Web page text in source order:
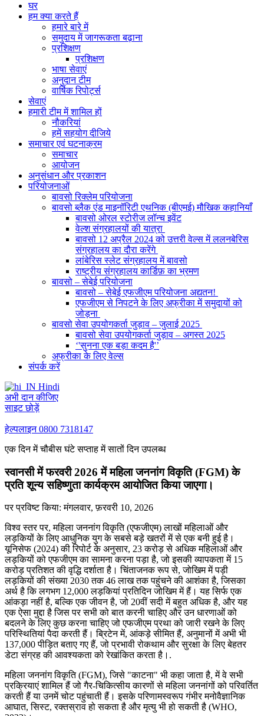
घर
हम क्या करते हैं
हमारे बारे में
समुदाय में जागरूकता बढ़ाना
प्रशिक्षण
प्रशिक्षण
भाषा सेवाएं
अनुदान टीम
वार्षिक रिपोर्ट्स
सेवाएं
हमारी टीम में शामिल हों
नौकरियां
हमें सहयोग दीजिये
समाचार एवं घटनाक्रम
समाचार
आयोजन
अनुसंधान और प्रकाशन
परियोजनाओं
बावसो रिक्लेम परियोजना
बावसो ब्लैक एंड माइनॉरिटी एथनिक (बीएमई) मौखिक कहानियाँ
बावसो ओरल स्टोरीज लॉन्च इवेंट
वेल्श संग्रहालयों की यात्रा
बावसो 12 अप्रैल 2024 को उत्तरी वेल्स में ललनबेरिस
संग्रहालय का दौरा करेंगे
लांबेरिस स्लेट संग्रहालय में बावसो
राष्ट्रीय संग्रहालय कार्डिफ़ का भ्रमण
बावसो – सेबेई परियोजना
बावसो – सेबेई एफजीएम परियोजना अद्यतन!
एफजीएम से निपटने के लिए अफ्रीका में समुदायों को
जोड़ना
बावसो सेवा उपयोगकर्ता जुड़ाव – जुलाई 2025
बावसो सेवा उपयोगकर्ता जुड़ाव – अगस्त 2025
‘'सुनना एक बड़ा कदम है'’
अफ्रीका के लिए वेल्स
संपर्क करें
Hindi
अभी दान कीजिए
साइट छोड़ें
हेल्पलाइन0800 7318147
एक दिन में चौबीस घंटे सप्ताह में सातों दिन उपलब्ध
स्वानसी में फरवरी 2026 में महिला जननांग विकृति (FGM) के
प्रति शून्य सहिष्णुता कार्यक्रम आयोजित किया जाएगा।
पर प्रविष्ट किया: मंगलवार, फ़रवरी 10, 2026
विश्व स्तर पर, महिला जननांग विकृति (एफजीएम) लाखों महिलाओं और
लड़कियों के लिए आधुनिक युग के सबसे बड़े खतरों में से एक बनी हुई है।
यूनिसेफ (2024) की रिपोर्ट के अनुसार, 23 करोड़ से अधिक महिलाओं और
लड़कियों को एफजीएम का सामना करना पड़ा है, जो इसकी व्यापकता में 15
करोड़ प्रतिशत की वृद्धि दर्शाता है। चिंताजनक रूप से, जोखिम में पड़ी
लड़कियों की संख्या 2030 तक 46 लाख तक पहुंचने की आशंका है, जिसका
अर्थ है कि लगभग 12,000 लड़कियां प्रतिदिन जोखिम में हैं। यह सिर्फ एक
आंकड़ा नहीं है, बल्कि एक जीवन है, जो 20वीं सदी में बहुत अधिक है, और यह
एक ऐसा मुद्दा है जिस पर सभी को बात करनी चाहिए और उन धारणाओं को
बदलने के लिए कुछ करना चाहिए जो एफजीएम प्रथा को जारी रखने के लिए
परिस्थितियां पैदा करती हैं। ब्रिटेन में, आंकड़े सीमित हैं, अनुमानों में अभी भी
137,000 पीड़ित बताए गए हैं, जो प्रभावी रोकथाम और सुरक्षा के लिए बेहतर
डेटा संग्रह की आवश्यकता को रेखांकित करता है।.
महिला जननांग विकृति (FGM), जिसे "काटना" भी कहा जाता है, में वे सभी
प्रक्रियाएं शामिल हैं जो गैर-चिकित्सीय कारणों से महिला जननांगों को परिवर्तित
करती हैं या उनमें चोट पहुंचाती हैं। इसके परिणामस्वरूप गंभीर मनोवैज्ञानिक
आघात, सिस्ट, रक्तस्राव हो सकता है और मृत्यु भी हो सकती है (WHO,